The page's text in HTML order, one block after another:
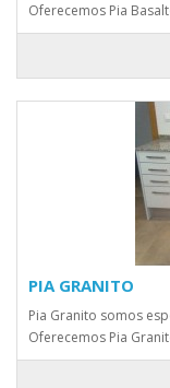
Oferecemos Pia
PIA GRANITO
Pia Granito somos
Oferecemos Pia